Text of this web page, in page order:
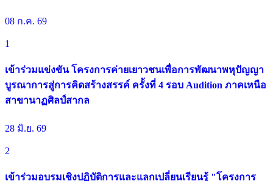
08 ก.ค. 69
1
เข้าร่วมแข่งขัน โครงการค่ายเยาวชนเพื่อการพัฒนาพหุปัญญา
บูรณาการสู่การคิดสร้างสรรค์ ครั้งที่ 4 รอบ Audition ภาคเหนือ
สาขานาฏศิลป์สากล
28 มิ.ย. 69
2
เข้าร่วมอบรมเชิงปฏิบัติการและแลกเปลี่ยนเรียนรู้ "โครงการ